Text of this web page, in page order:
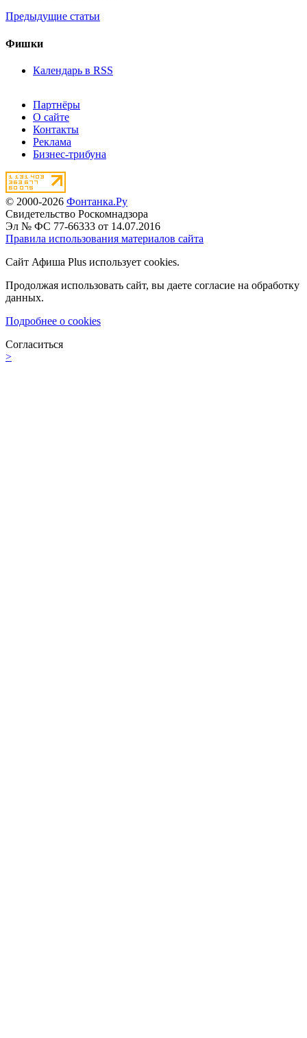
Предыдущие статьи
Фишки
Календарь в RSS
Партнёры
О сайте
Контакты
Реклама
Бизнес-трибуна
© 2000-2026 Фонтанка.Ру
Свидетельство Роскомнадзора
Эл № ФС 77-66333 от 14.07.2016
Правила использования материалов сайта
Сайт Афиша Plus использует cookies.
Продолжая использовать сайт, вы даете согласие на обработку
данных.
Подробнее о cookies
Согласиться
>